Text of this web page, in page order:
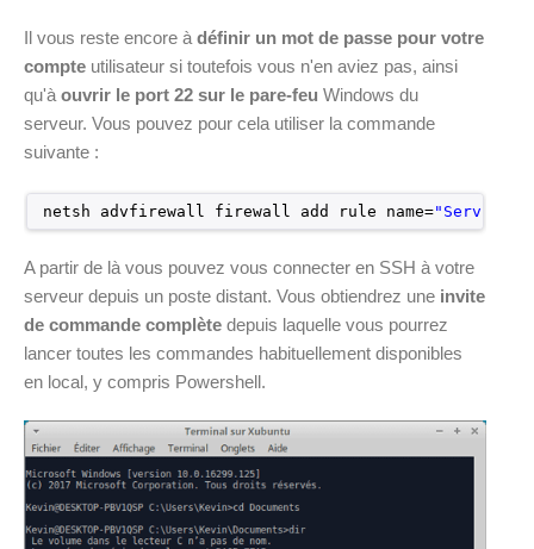
Il vous reste encore à définir un mot de passe pour votre
compte utilisateur si toutefois vous n'en aviez pas, ainsi
qu'à ouvrir le port 22 sur le pare-feu Windows du
serveur. Vous pouvez pour cela utiliser la commande
suivante :
netsh advfirewall firewall add rule name="Service
A partir de là vous pouvez vous connecter en SSH à votre
serveur depuis un poste distant. Vous obtiendrez une invite
de commande complète depuis laquelle vous pourrez
lancer toutes les commandes habituellement disponibles
en local, y compris Powershell.